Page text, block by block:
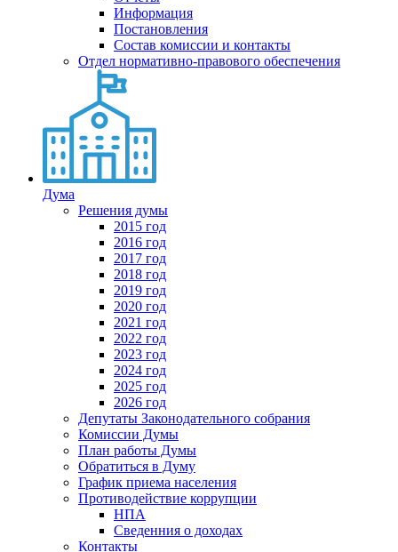
Информация
Постановления
Состав комиссии и контакты
Отдел нормативно-правового обеспечения
Дума
Решения думы
2015 год
2016 год
2017 год
2018 год
2019 год
2020 год
2021 год
2022 год
2023 год
2024 год
2025 год
2026 год
Депутаты Законодательного собрания
Комиссии Думы
План работы Думы
Обратиться в Думу
График приема населения
Противодействие коррупции
НПА
Сведенния о доходах
Контакты